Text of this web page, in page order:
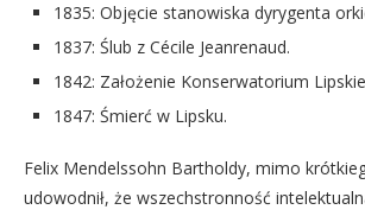
1835: Objęcie stanowiska dyrygenta
1837: Ślub z Cécile Jeanrenaud.
1842: Założenie Konserwatorium
1847: Śmierć w Lipsku.
Felix Mendelssohn Bartholdy, mimo
udowodnił, że wszechstronność